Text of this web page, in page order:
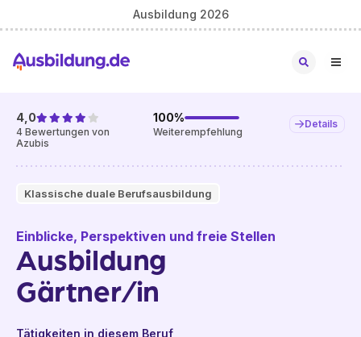
Ausbildung 2026
Klassische duale Berufsausbildung
4,0
4 Bewertungen von
Azubis
100%
Weiterempfehlung
Details
Einblicke, Perspektiven und freie Stellen
Ausbildung
Gärtner/in
Tätigkeiten in diesem Beruf